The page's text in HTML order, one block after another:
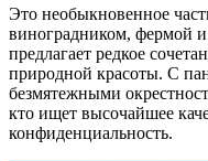
Это необыкновенное
виноградником, фермой
предлагает редкое
природной красоты. С
безмятежными
кто ищет высочайшее
конфиденциальность.